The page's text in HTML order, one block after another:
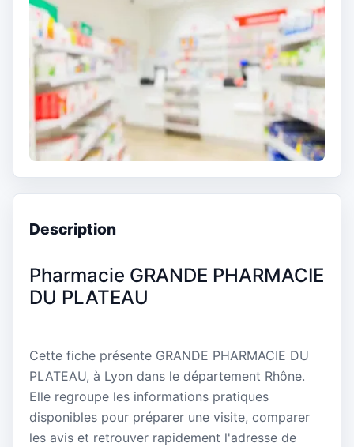
Description
Pharmacie GRANDE PHARMACIE
DU PLATEAU
Cette fiche présente GRANDE PHARMACIE DU
PLATEAU, à Lyon dans le département Rhône.
Elle regroupe les informations pratiques
disponibles pour préparer une visite, comparer
les avis et retrouver rapidement l'adresse de